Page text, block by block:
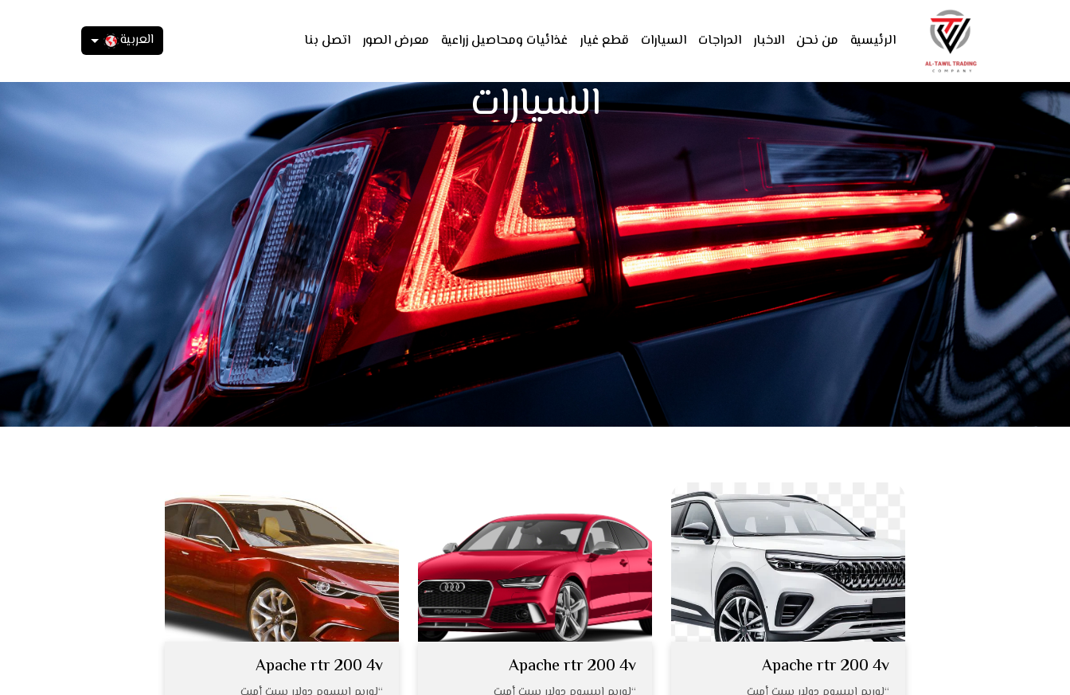
الرئيسية من نحن الاخبار الدراجات السيارات قطع غيار غذائيات ومحاصيل زراعية معرض الصور اتصل بنا العربية
السيارات
Apache rtr 200 4v
Apache rtr 200 4v
Apache rtr 200 4v